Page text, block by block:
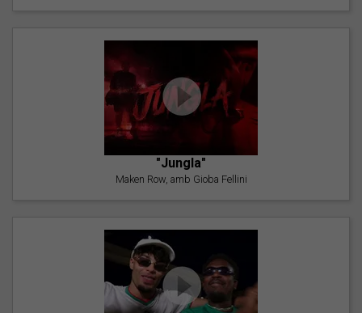
"Jungla"
Maken Row, amb Gioba Fellini